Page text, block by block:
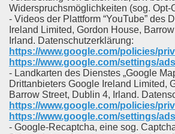
Widerspruchsmöglichkeiten (sog. Opt-
- Videos der Plattform “YouTube” des
Ireland Limited, Gordon House,
Irland. Datenschutzerklärung:
https://www.google.com/policies/
https://www.google.com/settings/
- Landkarten des Dienstes „Google
Drittanbieters Google Ireland Limited,
Barrow Street, Dublin 4, Irland.
https://www.google.com/policies/
https://www.google.com/settings/
- Google-Recaptcha, eine sog.